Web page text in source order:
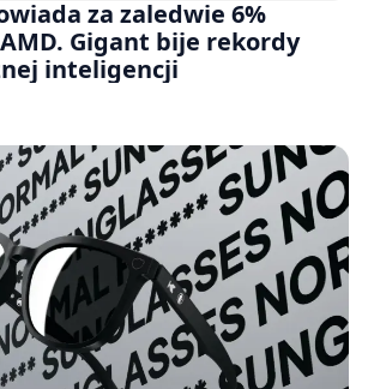
za zaledwie 6%
Gigant bije rekordy
inteligencji